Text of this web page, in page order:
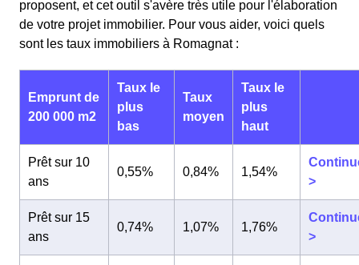
proposent, et cet outil s'avère très utile pour l'élaboration
de votre projet immobilier. Pour vous aider, voici quels
sont les taux immobiliers à Romagnat :
Emprunt de
200 000 m2
Taux le
plus
bas
Taux
moyen
Taux le
plus
haut
Prêt sur 10
ans
0,55% 0,84% 1,54%
>
Prêt sur 15
ans
0,74% 1,07% 1,76%
>